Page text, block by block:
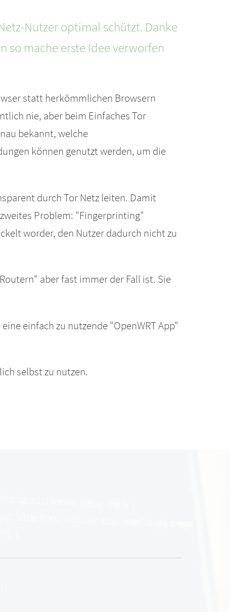
Nutzer optimal schützt. Danke
so mache erste Idee verworfen
statt herkömmlichen Browsern
nie, aber beim Einfaches Tor
bekannt, welche
können genutzt werden, um die
durch Tor Netz leiten. Damit
Problem: "Fingerprinting"
worder, den Nutzer dadurch nicht zu
aber fast immer der Fall ist. Sie
einfach zu nutzende "OpenWRT App"
selbst zu nutzen.